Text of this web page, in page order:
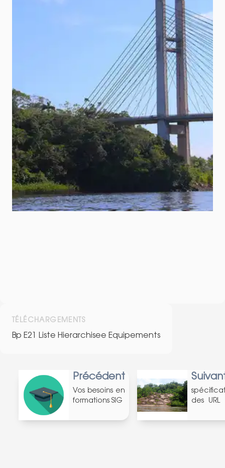
TÉLÉCHARGEMENTS
Bp E21 Liste Hierarchisee Equipements
Précédent
Vos besoins en
formations SIG
des URL
associés